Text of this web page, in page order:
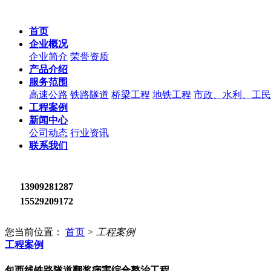
首页
企业概况
企业简介 荣誉资质
产品介绍
服务范围
高速公路 铁路隧道 桥梁工程 地铁工程 市政、水利、工
工程案例
新闻中心
公司动态 行业资讯
联系我们
13909281287
15529209172
您当前位置： 首页 > 工程案例
工程案例